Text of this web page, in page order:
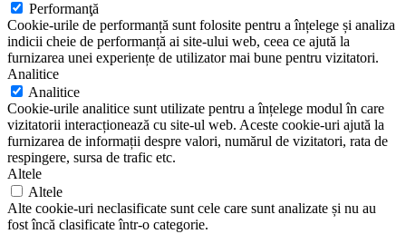
Performanţă
Cookie-urile de performanță sunt folosite pentru a înțelege și analiza
indicii cheie de performanță ai site-ului web, ceea ce ajută la
furnizarea unei experiențe de utilizator mai bune pentru vizitatori.
Analitice
Analitice
Cookie-urile analitice sunt utilizate pentru a înțelege modul în care
vizitatorii interacționează cu site-ul web. Aceste cookie-uri ajută la
furnizarea de informații despre valori, numărul de vizitatori, rata de
respingere, sursa de trafic etc.
Altele
Altele
Alte cookie-uri neclasificate sunt cele care sunt analizate și nu au
fost încă clasificate într-o categorie.